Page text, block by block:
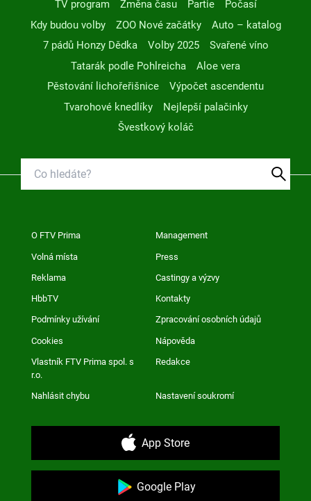
TV program
Změna času Partie
Počasí
Kdy budou volby
ZOO Nové začátky
Auto – katalog
7 pádů Honzy Dědka
Volby 2025
Svařené víno
Tatarák podle Pohlreicha
Aloe vera
Pěstování lichořeřišnice
Výpočet ascendentu
Tvarohové knedlíky
Nejlepší palačinky
Švestkový koláč
O FTV Prima Management
Volná místa Press
Reklama Castingy a výzvy
HbbTV Kontakty
Podmínky užívání Zpracování osobních údajů
Cookies Nápověda
Vlastník FTV Prima spol. s
r.o.
Redakce
Nahlásit chybu Nastavení soukromí
App Store
Google Play